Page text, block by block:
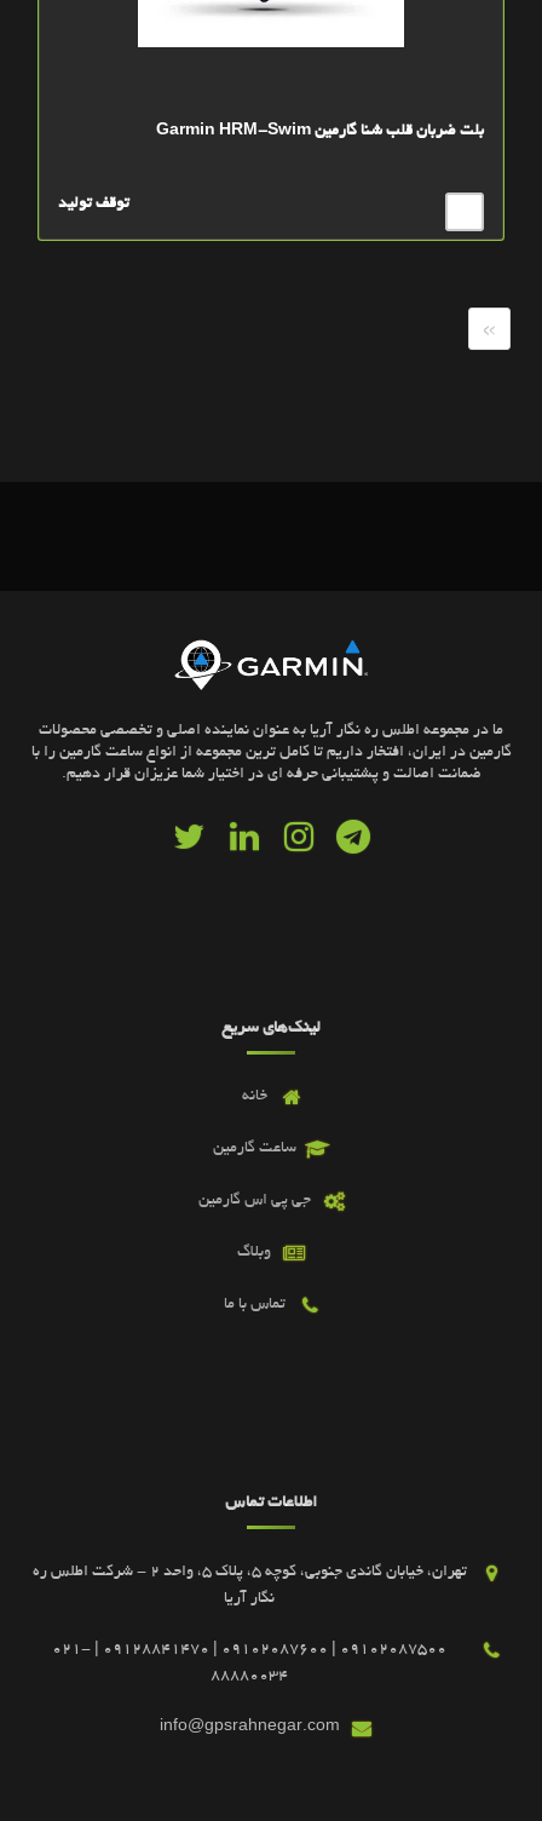
بلت ضربان قلب شنا گارمین Garmin HRM-Swim
توقف تولید
»
ما در مجموعه اطلس ره نگار آریا به عنوان نماینده اصلی و تخصصی محصولات
گارمین در ایران، افتخار داریم تا کامل ترین مجموعه از انواع ساعت گارمین را با
ضمانت اصالت و پشتیبانی حرفه ای در اختیار شما عزیزان قرار دهیم.
لینک‌های سریع
خانه
ساعت گارمین
جی پی اس گارمین
وبلاگ
تماس با ما
اطلاعات تماس
تهران، خیابان گاندی جنوبی، کوچه 5، پلاک 5، واحد 2 - شرکت اطلس ره
نگار آریا
09102087500 | 09102087600 | 09128841470 | 021-
88880034
info@gpsrahnegar.com